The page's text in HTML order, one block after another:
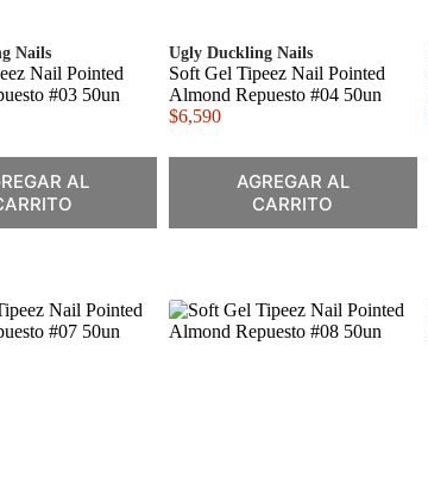
Nails
Nail Pointed
#03 50un
AL
Ugly Duckling Nails
Soft Gel Tipeez Nail Pointed
Almond Repuesto #04 50un
$6,590
AGREGAR AL
CARRITO